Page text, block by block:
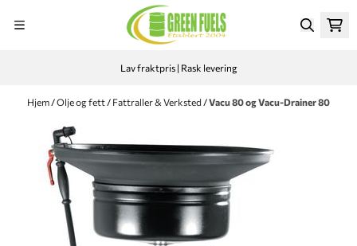
Lav fraktpris | Rask levering
Hjem /Olje og fett / Fattraller & Verksted /Vacu 80 og Vacu-Drainer 80